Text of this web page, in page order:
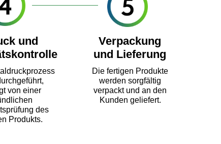
und
Verpackung
und Lieferung
von einer
des
Produkts.
Die fertigen Produkte
werden sorgfältig
verpackt und an den
Kunden geliefert.
Abwicklung von